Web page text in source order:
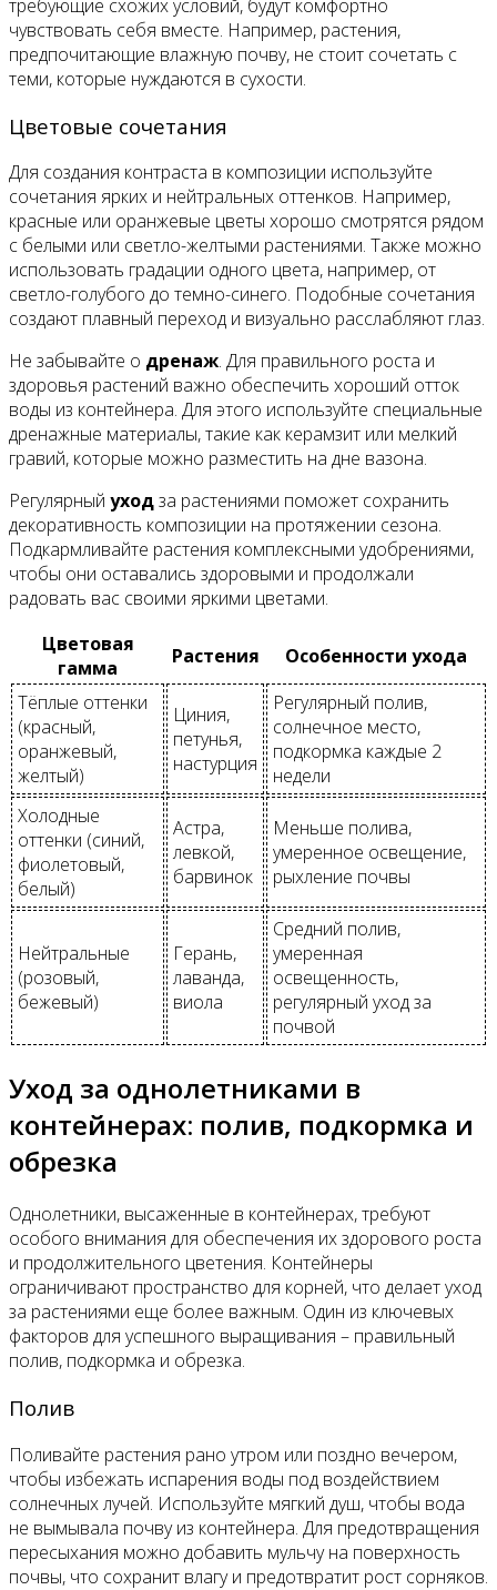
требующие схожих условий, будут комфортно
чувствовать себя вместе. Например, растения,
предпочитающие влажную почву, не стоит сочетать с
теми, которые нуждаются в сухости.
Цветовые сочетания
Для создания контраста в композиции используйте
сочетания ярких и нейтральных оттенков. Например,
красные или оранжевые цветы хорошо смотрятся рядом
с белыми или светло-желтыми растениями. Также можно
использовать градации одного цвета, например, от
светло-голубого до темно-синего. Подобные сочетания
создают плавный переход и визуально расслабляют глаз.
Не забывайте о дренаж. Для правильного роста и
здоровья растений важно обеспечить хороший отток
воды из контейнера. Для этого используйте специальные
дренажные материалы, такие как керамзит или мелкий
гравий, которые можно разместить на дне вазона.
Регулярный уходза растениями поможет сохранить
декоративность композиции на протяжении сезона.
Подкармливайте растения комплексными удобрениями,
чтобы они оставались здоровыми и продолжали
радовать вас своими яркими цветами.
Цветовая
гамма
Растения
Особенности ухода
Тёплые оттенки
(красный,
оранжевый,
желтый)
Циния,
петунья,
настурция
Регулярный полив,
солнечное место,
подкормка каждые 2
недели
Холодные
оттенки (синий,
фиолетовый,
белый)
Астра,
левкой,
барвинок
Меньше полива,
умеренное освещение,
рыхление почвы
Нейтральные
(розовый,
бежевый)
Герань,
лаванда,
виола
Средний полив,
умеренная
освещенность,
регулярный уход за
почвой
Уход за однолетниками в
контейнерах: полив, подкормка и
обрезка
Однолетники, высаженные в контейнерах, требуют
особого внимания для обеспечения их здорового роста
и продолжительного цветения. Контейнеры
ограничивают пространство для корней, что делает уход
за растениями еще более важным. Один из ключевых
факторов для успешного выращивания – правильный
полив, подкормка и обрезка.
Полив
Поливайте растения рано утром или поздно вечером,
чтобы избежать испарения воды под воздействием
солнечных лучей. Используйте мягкий душ, чтобы вода
не вымывала почву из контейнера. Для предотвращения
пересыхания можно добавить мульчу на поверхность
почвы, что сохранит влагу и предотвратит рост сорняков.